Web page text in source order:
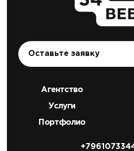
Оставьте заявку
Агентство
Услуги
Портфолио